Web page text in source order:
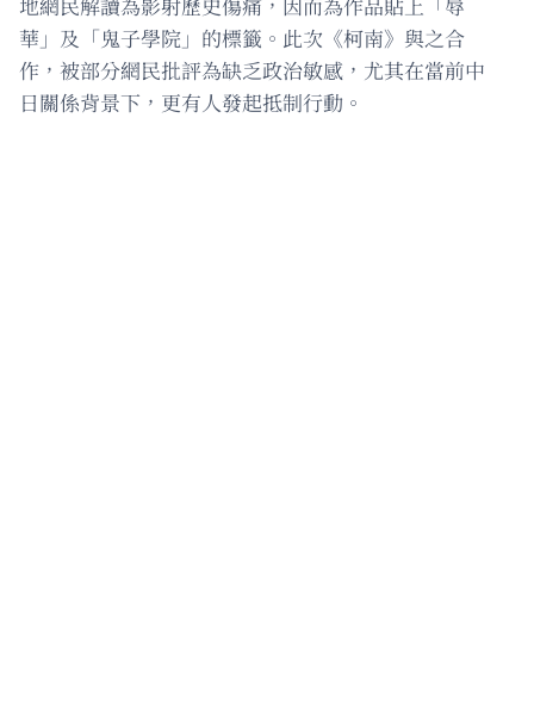
華」及「鬼子學院」的標籤。此次《柯南》與之合
作，被部分網民批評為缺乏政治敏感，尤其在當前中
日關係背景下，更有人發起抵制行動。